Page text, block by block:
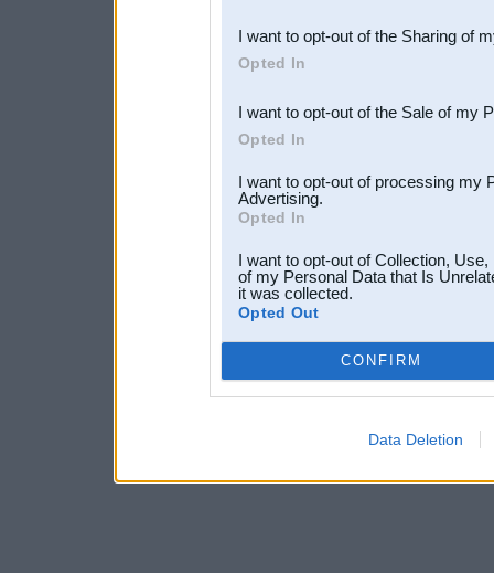
Downstream Participants
third parties.
I want to opt-out of the Sharing of
Opted In
I want to opt-out of the Sale of my
Opted In
I want to opt-out of processing my
Advertising.
Opted In
I want to opt-out of Collection,
of my Personal Data that Is
it was collected.
Opted Out
CONFIRM
Data Deletion